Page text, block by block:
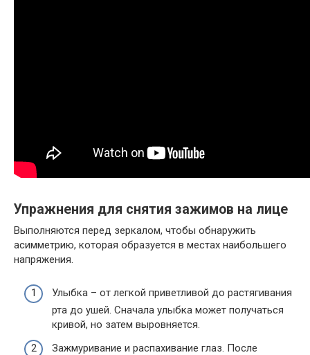
Упражнения для снятия зажимов на лице
Выполняются перед зеркалом, чтобы обнаружить
асимметрию, которая образуется в местах наибольшего
напряжения.
Улыбка – от легкой приветливой до растягивания
рта до ушей. Сначала улыбка может получаться
кривой, но затем выровняется.
Зажмуривание и распахивание глаз. После